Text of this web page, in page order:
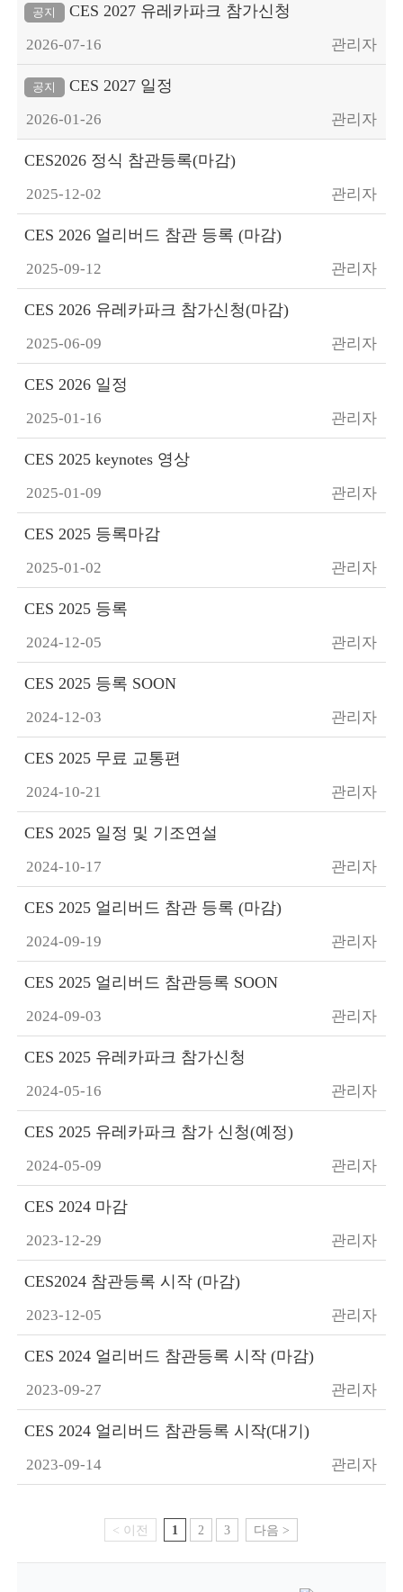
공지 CES 2027 유레카파크 참가신청
2026-07-16 관리자
공지 CES 2027 일정
2026-01-26 관리자
CES2026 정식 참관등록(마감)
2025-12-02 관리자
CES 2026 얼리버드 참관 등록 (마감)
2025-09-12 관리자
CES 2026 유레카파크 참가신청(마감)
2025-06-09 관리자
CES 2026 일정
2025-01-16 관리자
CES 2025 keynotes 영상
2025-01-09 관리자
CES 2025 등록마감
2025-01-02 관리자
CES 2025 등록
2024-12-05 관리자
CES 2025 등록 SOON
2024-12-03 관리자
CES 2025 무료 교통편
2024-10-21 관리자
CES 2025 일정 및 기조연설
2024-10-17 관리자
CES 2025 얼리버드 참관 등록 (마감)
2024-09-19 관리자
CES 2025 얼리버드 참관등록 SOON
2024-09-03 관리자
CES 2025 유레카파크 참가신청
2024-05-16 관리자
CES 2025 유레카파크 참가 신청(예정)
2024-05-09 관리자
CES 2024 마감
2023-12-29 관리자
CES2024 참관등록 시작 (마감)
2023-12-05 관리자
CES 2024 얼리버드 참관등록 시작 (마감)
2023-09-27 관리자
CES 2024 얼리버드 참관등록 시작(대기)
2023-09-14 관리자
< 이전 1 2 3 다음 >